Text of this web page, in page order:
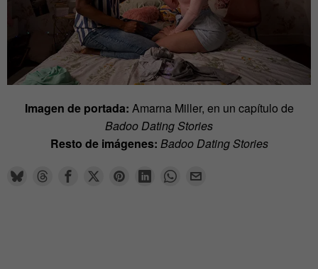
Imagen de portada: Amarna Miller, en un capítulo de
Badoo Dating Stories
Resto de imágenes: Badoo Dating Stories